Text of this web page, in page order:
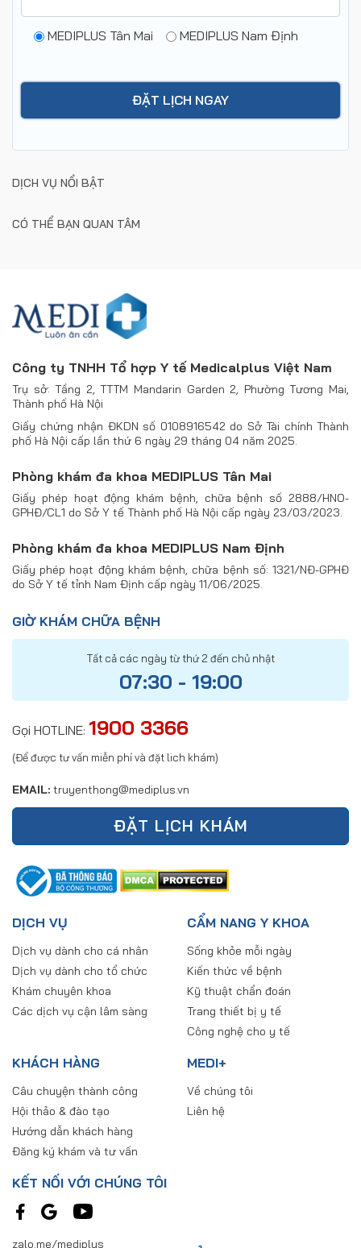
MEDIPLUS Tân Mai MEDIPLUS Nam Định
DỊCH VỤ NỔI BẬT
CÓ THỂ BẠN QUAN TÂM
Công ty TNHH Tổ hợp Y tế Medicalplus Việt Nam
Trụ sở: Tầng 2, TTTM Mandarin Garden 2, Phường Tương Mai,
Thành phố Hà Nội
Giấy chứng nhận ĐKDN số 0108916542 do Sở Tài chính Thành
phố Hà Nội cấp lần thứ 6 ngày 29 tháng 04 năm 2025.
Phòng khám đa khoa MEDIPLUS Tân Mai
Giấy phép hoạt động khám bệnh, chữa bệnh số 2888/HNO-
GPHĐ/CL1 do Sở Y tế Thành phố Hà Nội cấp ngày 23/03/2023.
Phòng khám đa khoa MEDIPLUS Nam Định
Giấy phép hoạt động khám bệnh, chữa bệnh số: 1321/NĐ-GPHĐ
do Sở Y tế tỉnh Nam Định cấp ngày 11/06/2025.
GIỜ KHÁM CHỮA BỆNH
Tất cả các ngày từ thứ 2 đến chủ nhật
07:30 - 19:00
Gọi HOTLINE: 1900 3366
(Để được tư vấn miễn phí và đặt lich khám)
EMAIL: truyenthong@mediplus.vn
ĐẶT LỊCH KHÁM
DỊCH VỤ
Dịch vụ dành cho cá nhân
Dịch vụ dành cho tổ chức
Khám chuyên khoa
Các dịch vụ cận lâm sàng
CẨM NANG Y KHOA
Sống khỏe mỗi ngày
Kiến thức về bệnh
Kỹ thuật chẩn đoán
Trang thiết bị y tế
Công nghệ cho y tế
KHÁCH HÀNG
Câu chuyện thành công
Hội thảo & đào tạo
Hướng dẫn khách hàng
Đăng ký khám và tư vấn
MEDI+
Về chúng tôi
Liên hệ
KẾT NỐI VỚI CHÚNG TÔI
zalo.me/mediplus